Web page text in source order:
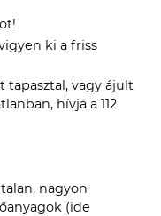
ki a friss
vagy ájult
hívja a 112
nagyon
(ide